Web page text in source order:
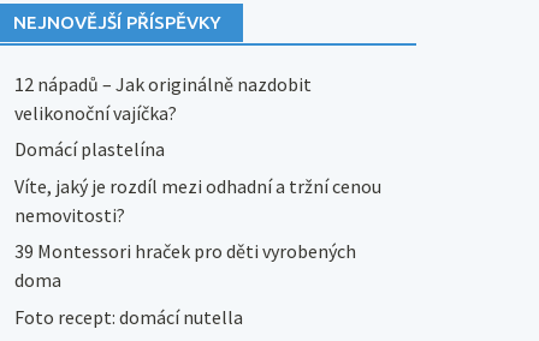
NEJNOVĚJŠÍ PŘÍSPĚVKY
12 nápadů – Jak originálně nazdobit
velikonoční vajíčka?
Domácí plastelína
Víte, jaký je rozdíl mezi odhadní a tržní cenou
nemovitosti?
39 Montessori hraček pro děti vyrobených
doma
Foto recept: domácí nutella